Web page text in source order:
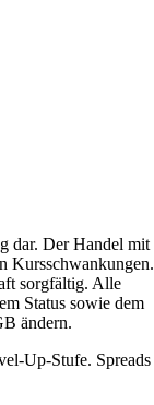
dar. Der Handel mit
Kursschwankungen.
sorgfältig. Alle
Status sowie dem
ändern.
Up-Stufe. Spreads